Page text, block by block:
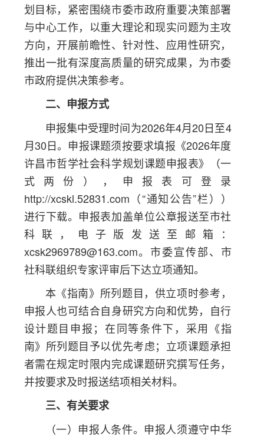
划目标，紧密围绕市委市政府重要决策部署
与中心工作，以重大理论和现实问题为主攻
方向，开展前瞻性、针对性、应用性研究，
推出一批有深度高质量的研究成果，为市委
市政府提供决策参考。
二、申报方式
申报集中受理时间为2026年4月20日至4
月30日。申报课题须按要求填报《2026年度
许昌市哲学社会科学规划课题申报表》（一
式两份），申报表可登录
http://xcskl.52831.com（“通知公告”栏））
进行下载。申报表加盖单位公章报送至市社
科联，电子版发送至邮箱：
xcsk2969789@163.com。市委宣传部、市
社科联组织专家评审后下达立项通知。
本《指南》所列题目，供立项时参考，
申报人也可结合自身研究方向和优势，自行
设计题目申报；在同等条件下，采用《指
南》所列题目予以优先考虑；立项课题承担
者需在规定时限内完成课题研究撰写任务，
并按要求及时报送结项相关材料。
三、有关要求
（一）申报人条件。申报人须遵守中华